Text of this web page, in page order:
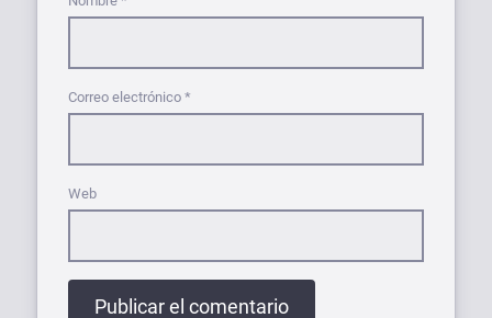
Correo electrónico *
Web